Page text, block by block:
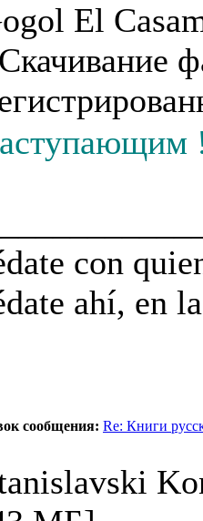
El
Скачивание
con
ahí, en
сообщения: Re: Книги